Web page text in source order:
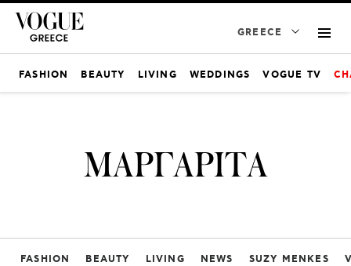
GREECE
FASHION BEAUTY LIVING WEDDINGS VOGUE TV
ΜΑΡΓΑΡΙΤΑ
FASHION BEAUTY LIVING NEWS SUZY MENKES